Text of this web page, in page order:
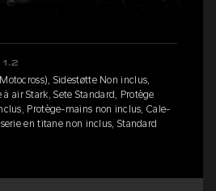
Sidestøtte Non inclus,
air Stark, Sete Standard, Protège
Protège-mains non inclus, Cale-
en titane non inclus, Standard